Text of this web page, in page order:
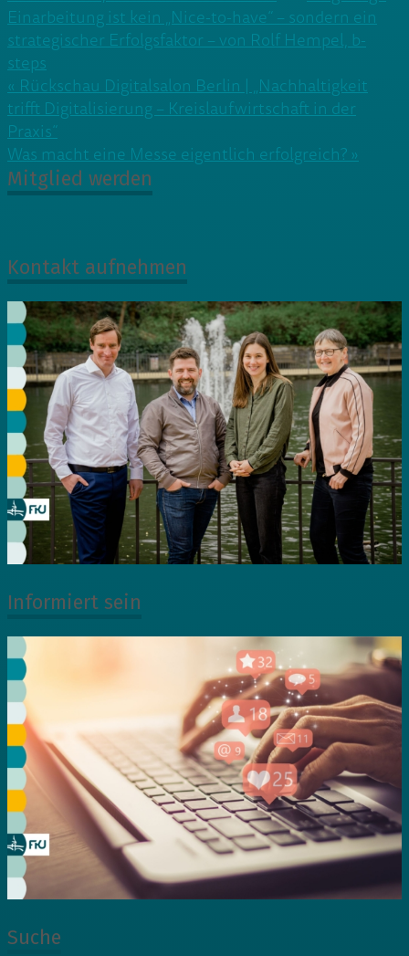
Einarbeitung ist kein „Nice-to-have“ – sondern ein
strategischer Erfolgsfaktor – von Rolf Hempel, b-
steps
Beitragsnavigation
« Rückschau Digitalsalon Berlin | „Nachhaltigkeit
trifft Digitalisierung – Kreislaufwirtschaft in der
Praxis“
Was macht eine Messe eigentlich erfolgreich? »
Mitglied werden
Kontakt aufnehmen
Informiert sein
Suche